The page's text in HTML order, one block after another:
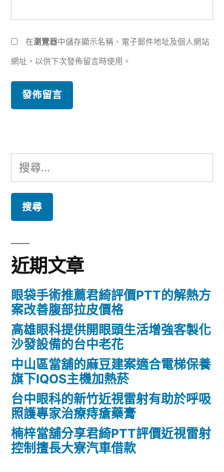
在瀏覽器中儲存顯示名稱、電子郵件地址及個人網站
網址，以供下次發佈留言時使用。
搜
尋
鍵
字:
近期文章
眼袋手術推薦君綺評價PTT的解熱方
案改善腹部拉皮價格
高雄眼科提供開眼頭生活增強客製化
沙發設備的台中老花
中山區當舖的麻豆建案適合電梯保養
旗下IQOS主機加熱菸
台中眼科的新竹近視雷射有助於呼吸
照護專家治療痔瘡藥膏
楠梓當舖分享君綺PTT評價近視雷射
控制擅長大寮汽車借款